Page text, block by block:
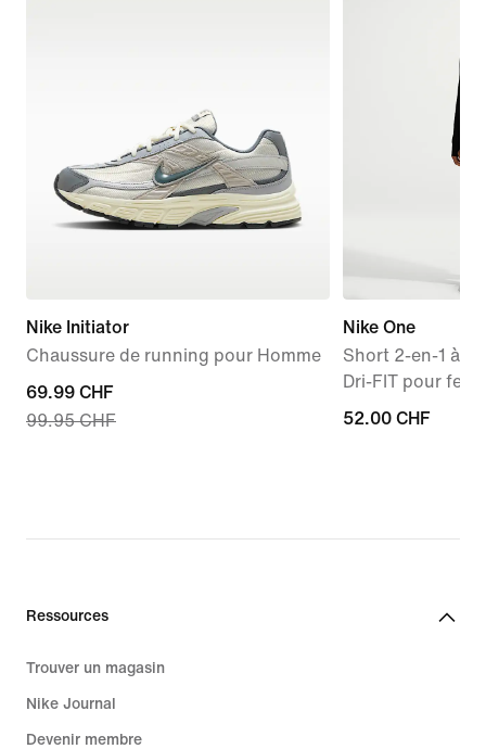
Nike Initiator
Chaussure de running pour Homme
current
price
99.95 CHF
69.99 CHF
99.95 CHF
Nike One
Short 2-en-1 à
Dri-FIT pour
52.00 CHF
52.00 CHF
Ressources
Trouver un magasin
Nike Journal
Devenir membre